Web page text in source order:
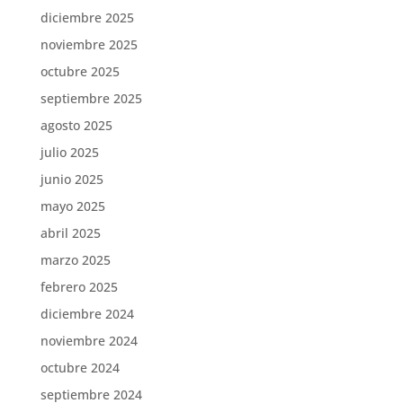
diciembre 2025
noviembre 2025
octubre 2025
septiembre 2025
agosto 2025
julio 2025
junio 2025
mayo 2025
abril 2025
marzo 2025
febrero 2025
diciembre 2024
noviembre 2024
octubre 2024
septiembre 2024